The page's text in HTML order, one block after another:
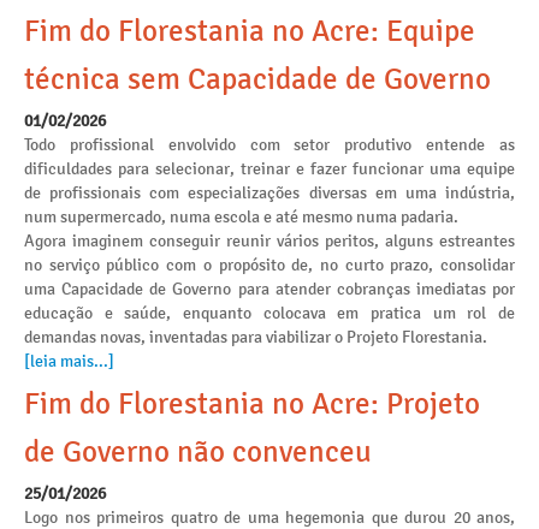
Fim do Florestania no Acre: Equipe
técnica sem Capacidade de Governo
01/02/2026
Todo profissional envolvido com setor produtivo entende as
dificuldades para selecionar, treinar e fazer funcionar uma equipe
de profissionais com especializações diversas em uma indústria,
num supermercado, numa escola e até mesmo numa padaria.
Agora imaginem conseguir reunir vários peritos, alguns estreantes
no serviço público com o propósito de, no curto prazo, consolidar
uma Capacidade de Governo para atender cobranças imediatas por
educação e saúde, enquanto colocava em pratica um rol de
demandas novas, inventadas para viabilizar o Projeto Florestania.
[leia mais...]
Fim do Florestania no Acre: Projeto
de Governo não convenceu
25/01/2026
Logo nos primeiros quatro de uma hegemonia que durou 20 anos,